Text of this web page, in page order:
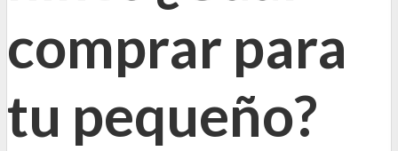
comprar para
tu pequeño?